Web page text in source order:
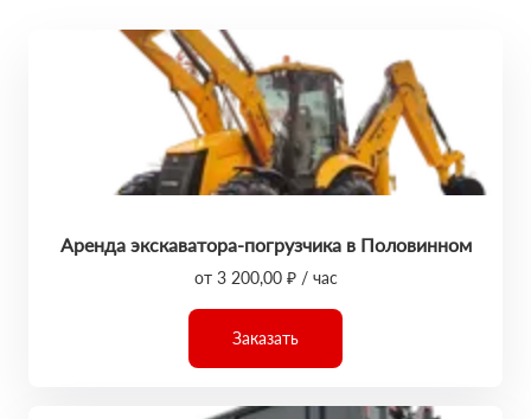
Аренда экскаватора-погрузчика в Половинном
от 3 200,00 ₽ / час
Заказать